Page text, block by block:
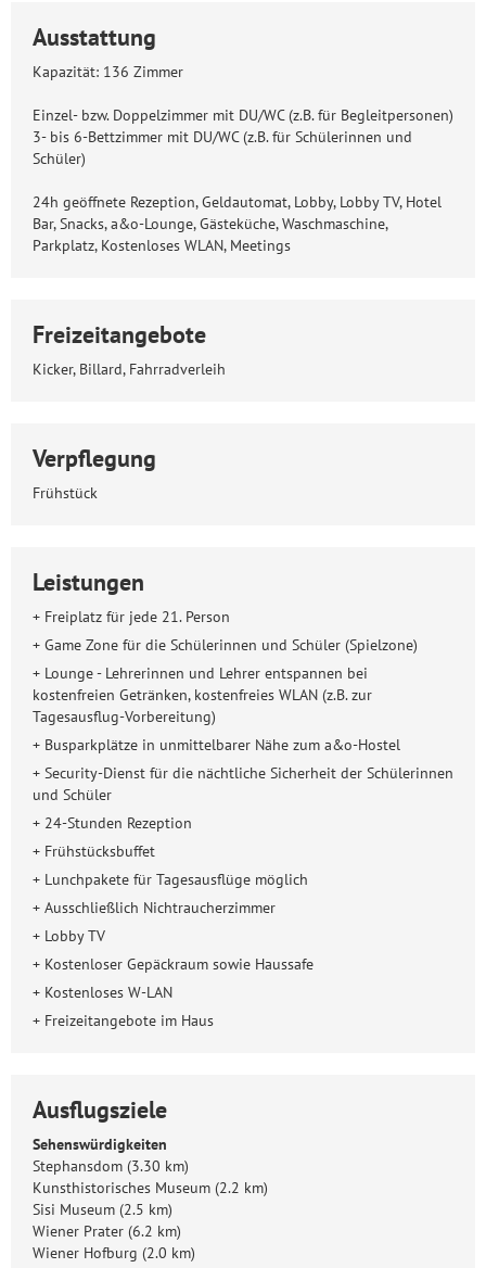
Ausstattung
Kapazität: 136 Zimmer
Einzel- bzw. Doppelzimmer mit DU/WC (z.B. für Begleitpersonen)
3- bis 6-Bettzimmer mit DU/WC (z.B. für Schülerinnen und
Schüler)
24h geöffnete Rezeption, Geldautomat, Lobby, Lobby TV, Hotel
Bar, Snacks, a&o-Lounge, Gästeküche, Waschmaschine,
Parkplatz, Kostenloses WLAN, Meetings
Freizeitangebote
Kicker, Billard, Fahrradverleih
Verpflegung
Frühstück
Leistungen
+ Freiplatz für jede 21. Person
+ Game Zone für die Schülerinnen und Schüler (Spielzone)
+ Lounge - Lehrerinnen und Lehrer entspannen bei
kostenfreien Getränken, kostenfreies WLAN (z.B. zur
Tagesausflug-Vorbereitung)
+ Busparkplätze in unmittelbarer Nähe zum a&o-Hostel
+ Security-Dienst für die nächtliche Sicherheit der Schülerinnen
und Schüler
+ 24-Stunden Rezeption
+ Frühstücksbuffet
+ Lunchpakete für Tagesausflüge möglich
+ Ausschließlich Nichtraucherzimmer
+ Lobby TV
+ Kostenloser Gepäckraum sowie Haussafe
+ Kostenloses W-LAN
+ Freizeitangebote im Haus
Ausflugsziele
Sehenswürdigkeiten
Stephansdom (3.30 km)
Kunsthistorisches Museum (2.2 km)
Sisi Museum (2.5 km)
Wiener Prater (6.2 km)
Wiener Hofburg (2.0 km)